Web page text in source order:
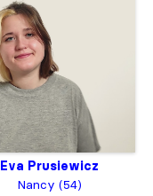
Eva Prusiewicz
Nancy (54)